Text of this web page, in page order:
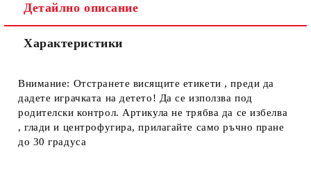
Детайлно описание
Характеристики
Внимание: Отстранете висящите етикети , преди да
дадете играчката на детето! Да се използва под
родителски контрол. Артикула не трябва да се избелва
, глади и центрофугира, прилагайте само ръчно пране
до 30 градуса